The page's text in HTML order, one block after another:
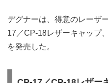
デグナーは、得意のレーザ
17／CP-18レザーキャップ
を発売した。